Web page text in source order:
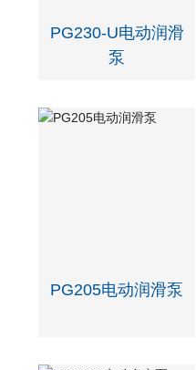
PG230-U电动润滑
泵
PG205电动润滑泵